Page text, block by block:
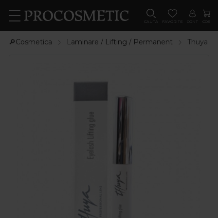
CAUTA FAVORITE CONT COS
🔎Cosmetica Laminare / Lifting / Permanent Thuya